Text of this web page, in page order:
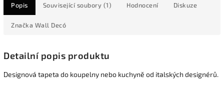
Popis Související soubory (1) Hodnocení Diskuze
Značka Wall Decó
Detailní popis produktu
Designová tapeta do koupelny nebo kuchyně od italských designérů.